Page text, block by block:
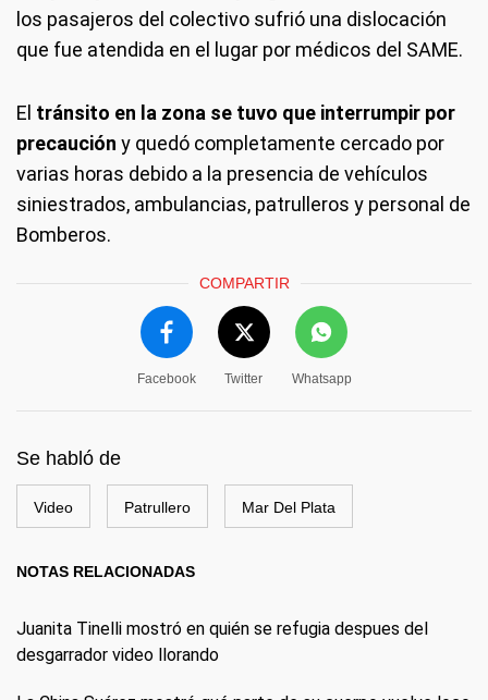
los pasajeros del colectivo sufrió una dislocación
que fue atendida en el lugar por médicos del SAME.
El tránsito en la zona se tuvo que interrumpir por
precaución y quedó completamente cercado por
varias horas debido a la presencia de vehículos
siniestrados, ambulancias, patrulleros y personal de
Bomberos.
COMPARTIR
Facebook Twitter Whatsapp
Se habló de
Video Patrullero Mar Del Plata
NOTAS RELACIONADAS
Juanita Tinelli mostró en quién se refugia despues del
desgarrador video llorando